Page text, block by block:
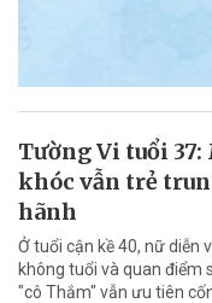
Tường Vi tuổi
khóc vẫn trẻ
hãnh
Ở tuổi cận kề 40, nữ diễn
không tuổi và quan điểm
"cô Thắm" vẫn ưu tiên